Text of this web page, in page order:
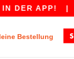
APP! |
Bestellung